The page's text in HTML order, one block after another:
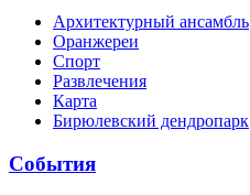
Архитектурный ансамбль
Оранжереи
Спорт
Развлечения
Карта
Бирюлевский дендропарк
События